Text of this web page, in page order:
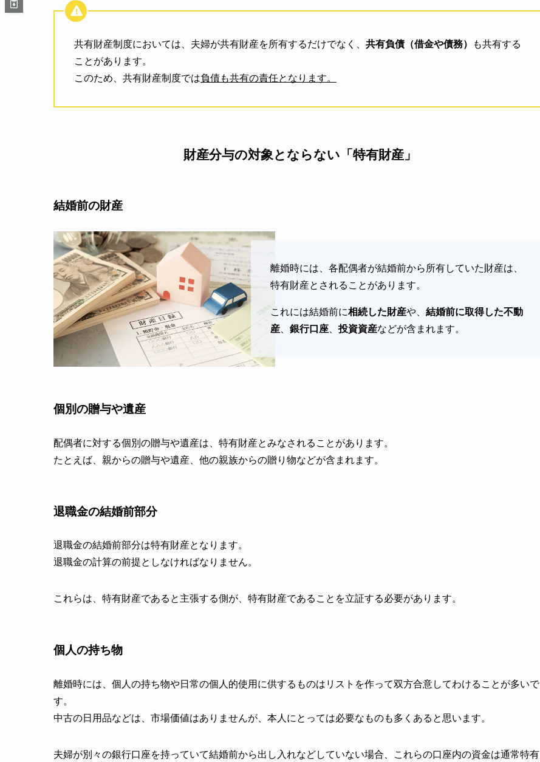
共有財産制度においては、夫婦が共有財産を所有するだけでなく、 共有負債（借金や債務）
も共有する
ことがあります。
このため、共有財産制度では負債も共有の責任となります。
財産分与の対象とならない「特有財産」
結婚前の財産
離婚時には、各配偶者が結婚前から所有していた財産は、
特有財産とされることがあります。
これには結婚前に相続した財産や、結婚前に取得した不動
産 、銀行口座 、投資資産などが含まれます。
個別の贈与や遺産
配偶者に対する個別の贈与や遺産は、特有財産とみなされることがあります。
たとえば、親からの贈与や遺産、他の親族からの贈り物などが含まれます。
退職金の結婚前部分
退職金の結婚前部分は特有財産となります。
退職金の計算の前提としなければなりません。
これらは、特有財産であると主張する側が、特有財産であることを立証する必要があります。
個人の持ち物
離婚時には、個人の持ち物や日常の個人的使用に供するものはリストを作って双方合意してわけることが多いで
す。
中古の日用品などは、市場価値はありませんが、本人にとっては必要なものも多くあると思います。
夫婦が別々の銀行口座を持っていて結婚前から出し入れなどしていない場合、これらの口座内の資金は通常特有